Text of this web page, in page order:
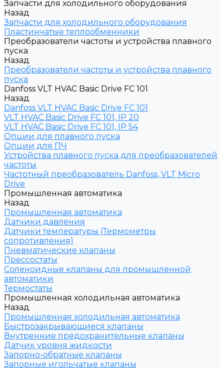
Запчасти для холодильного оборудования
Назад
Запчасти для холодильного оборудования
Пластинчатые теплообменники
Преобразователи частоты и устройства плавного
пуска
Назад
Преобразователи частоты и устройства плавного
пуска
Danfoss VLT HVAC Basic Drive FC 101
Назад
Danfoss VLT HVAC Basic Drive FC 101
VLT HVAC Basic Drive FC 101, IP 20
VLT HVAC Basic Drive FC 101, IP 54
Опции для плавного пуска
Опции для ПЧ
Устройства плавного пуска для преобразователей
частоты
Частотный преобразователь Danfoss, VLT Micro
Drive
Промышленная автоматика
Назад
Промышленная автоматика
Датчики давления
Датчики температуры (Термометры
сопротивления)
Пневматические клапаны
Прессостаты
Соленоидные клапаны для промышленной
автоматики
Термостаты
Промышленная холодильная автоматика
Назад
Промышленная холодильная автоматика
Быстрозакрывающиеся клапаны
Внутренние предохранительные клапаны
Датчик уровня жидкости
Запорно-обратные клапаны
Запорные игольчатые клапаны